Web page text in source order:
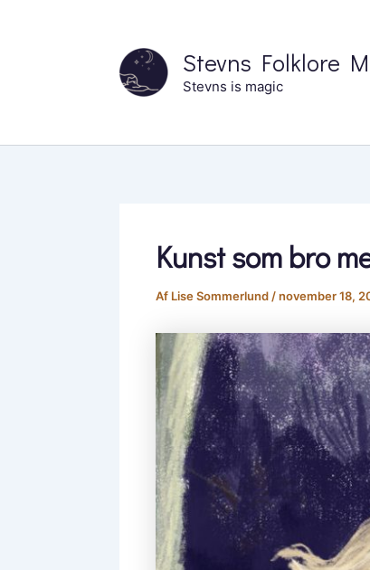
Stevns Folklore
Stevns is magic
Kunst som bro
Af Lise Sommerlund /november 18,